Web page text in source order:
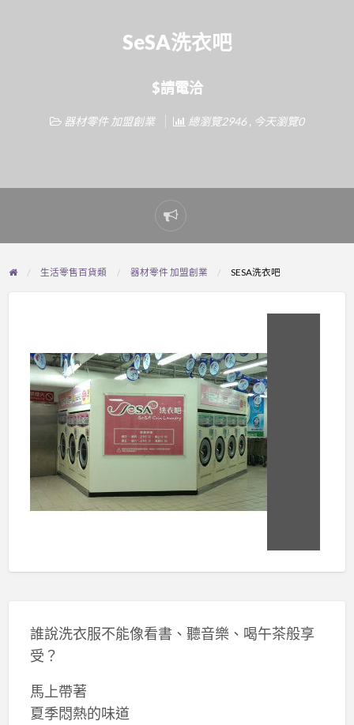
SeSA洗衣吧
$請電洽
器材零件 加盟創業 總瀏覽2946 , 今天瀏覽0
Report
problem
生活零售百貨類 器材零件 加盟創業 SESA洗衣吧
誰說洗衣服不能像看書、聽音樂、喝午茶般享
受？
馬上帶著
夏季悶熱的味道